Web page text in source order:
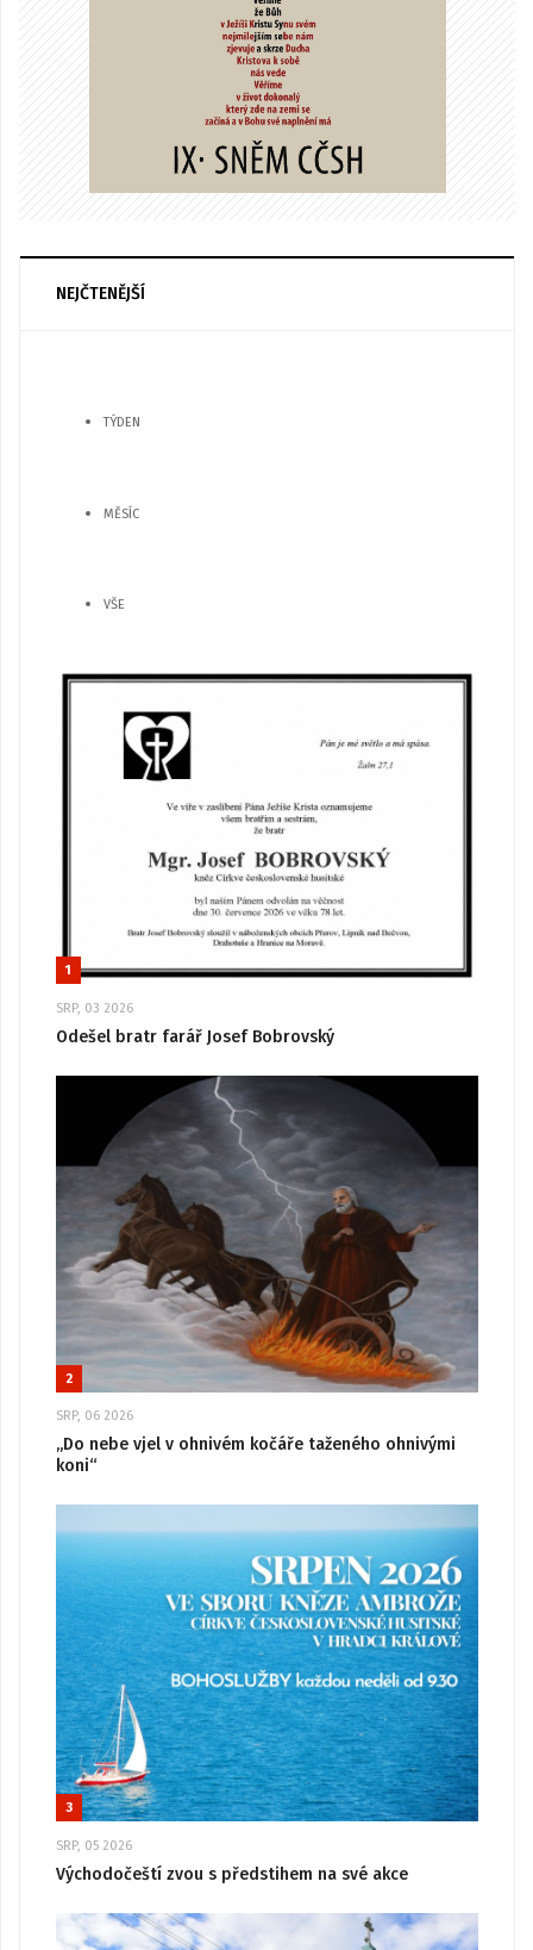
NEJČTENĚJŠÍ
TÝDEN
MĚSÍC
VŠE
1
SRP, 03 2026
Odešel bratr farář Josef Bobrovský
2
SRP, 06 2026
„Do nebe vjel v ohnivém kočáře taženého ohnivými
koni“
3
SRP, 05 2026
Východočeští zvou s předstihem na své akce